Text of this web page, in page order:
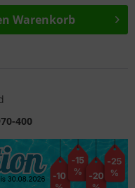
Warenkorb
400